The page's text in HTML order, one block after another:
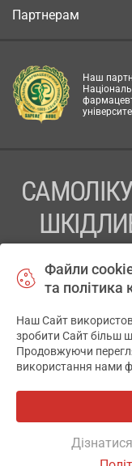
Партнерам
Наш
ПЕРЕД
ТОВ «АПТЕКА
© 2014-2026.
Файли
та політика
Наш Сайт
зробити Сайт більш
Продовжуючи
використання нами